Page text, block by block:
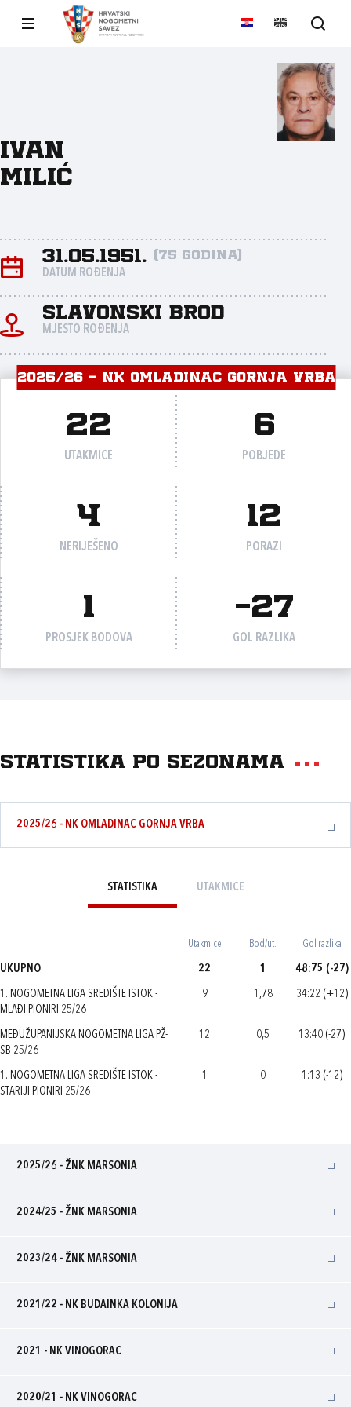
Ivan
Milić
31.05.1951. (75 godina)
DATUM ROĐENJA
Slavonski Brod
MJESTO ROĐENJA
2025/26 - NK OMLADINAC GORNJA VRBA
22
UTAKMICE
6
POBJEDE
4
NERIJEŠENO
12
PORAZI
1
PROSJEK BODOVA
-27
GOL RAZLIKA
Statistika po sezonama
2025/26 - NK OMLADINAC GORNJA VRBA
STATISTIKA UTAKMICE
Utakmice Bod/ut. Gol razlika
UKUPNO 22 1 48:75 (-27)
1. NOGOMETNA LIGA SREDIŠTE ISTOK -
MLAĐI PIONIRI 25/26
9 1,78 34:22 (+12)
MEĐUŽUPANIJSKA NOGOMETNA LIGA PŽ-
SB 25/26
12 0,5 13:40 (-27)
1. NOGOMETNA LIGA SREDIŠTE ISTOK -
STARIJI PIONIRI 25/26
1 0 1:13 (-12)
2025/26 - ŽNK MARSONIA
2024/25 - ŽNK MARSONIA
2023/24 - ŽNK MARSONIA
2021/22 - NK BUDAINKA KOLONIJA
2021 - NK VINOGORAC
2020/21 - NK VINOGORAC